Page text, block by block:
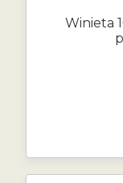
Winieta